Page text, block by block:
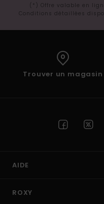
(*) Offre valable en
Conditions détaillées
Trouver un magasin
AIDE
ROXY